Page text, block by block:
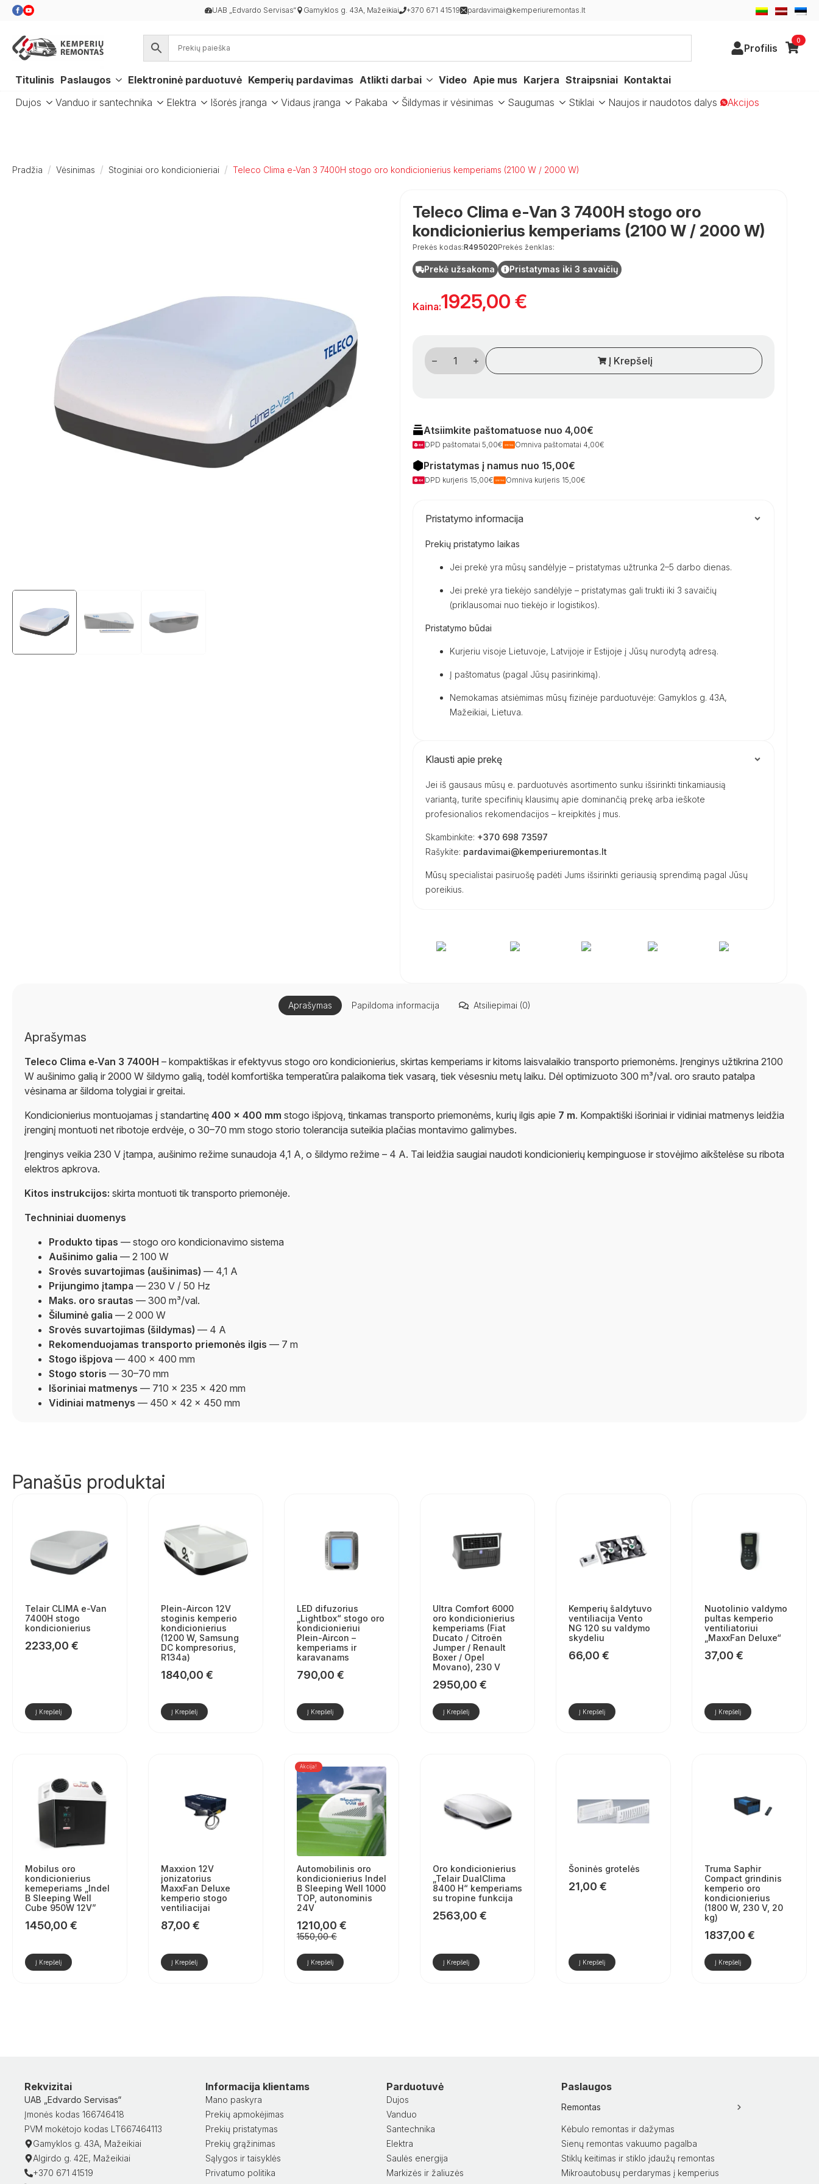
UAB „Edvardo Servisas“ Gamyklos g. 43A, Mažeikiai +370 671 41519 pardavimai@kemperiuremontas.lt
Profilis
0
Titulinis Paslaugos Elektroninė parduotuvė Kemperių pardavimas Atlikti darbai Video Apie mus Karjera Straipsniai Kontaktai
Dujos
Vanduo ir santechnika Elektra Išorės įranga Vidaus įranga Pakaba Šildymas ir vėsinimas Saugumas Stiklai Naujos ir naudotos dalys Akcijos
Pradžia Vėsinimas Stoginiai oro kondicionieriai Teleco Clima e-Van 3 7400H stogo oro kondicionierius kemperiams (2100 W / 2000 W)
Teleco Clima e-Van 3 7400H stogo oro
kondicionierius kemperiams (2100 W / 2000 W)
Prekės kodas:R495020Prekės ženklas:
Prekė užsakoma Pristatymas iki 3 savaičių
Kaina:1925,00 €
produkto
kiekis:
Teleco
stogo
oro
kondicionierius
kemperiams
(2100
W
Į Krepšelį
Atsiimkite paštomatuose nuo 4,00€
DPD paštomatai 5,00€ Omniva paštomatai 4,00€
Pristatymas į namus nuo 15,00€
DPD kurjeris 15,00€ Omniva kurjeris 15,00€
Pristatymo informacija
Prekių pristatymo laikas
Jei prekė yra mūsų sandėlyje – pristatymas užtrunka 2–5 darbo dienas.
Jei prekė yra tiekėjo sandėlyje – pristatymas gali trukti iki 3 savaičių
(priklausomai nuo tiekėjo ir logistikos).
Pristatymo būdai
Kurjeriu visoje Lietuvoje, Latvijoje ir Estijoje į Jūsų nurodytą adresą.
Į paštomatus (pagal Jūsų pasirinkimą).
Nemokamas atsiėmimas mūsų fizinėje parduotuvėje: Gamyklos g. 43A,
Mažeikiai, Lietuva.
Klausti apie prekę
Jei iš gausaus mūsų e. parduotuvės asortimento sunku išsirinkti tinkamiausią
variantą, turite specifinių klausimų apie dominančią prekę arba ieškote
profesionalios rekomendacijos – kreipkitės į mus.
Skambinkite: +370 698 73597
Rašykite: pardavimai@kemperiuremontas.lt
Mūsų specialistai pasiruošę padėti Jums išsirinkti geriausią sprendimą pagal Jūsų
poreikius.
Aprašymas Papildoma informacija Atsiliepimai (0)
Aprašymas
Teleco Clima e‑Van 3 7400H – kompaktiškas ir efektyvus stogo oro kondicionierius, skirtas kemperiams ir kitoms laisvalaikio transporto priemonėms. Įrenginys užtikrina 2100
W aušinimo galią ir 2000 W šildymo galią, todėl komfortiška temperatūra palaikoma tiek vasarą, tiek vėsesniu metų laiku. Dėl optimizuoto 300 m³/val. oro srauto patalpa
vėsinama ar šildoma tolygiai ir greitai.
Kondicionierius montuojamas į standartinę 400 × 400 mm stogo išpjovą, tinkamas transporto priemonėms, kurių ilgis apie 7 m. Kompaktiški išoriniai ir vidiniai matmenys leidžia
įrenginį montuoti net ribotoje erdvėje, o 30–70 mm stogo storio tolerancija suteikia plačias montavimo galimybes.
Įrenginys veikia 230 V įtampa, aušinimo režime sunaudoja 4,1 A, o šildymo režime – 4 A. Tai leidžia saugiai naudoti kondicionierių kempinguose ir stovėjimo aikštelėse su ribota
elektros apkrova.
Kitos instrukcijos: skirta montuoti tik transporto priemonėje.
Techniniai duomenys
Produkto tipas — stogo oro kondicionavimo sistema
Aušinimo galia — 2 100 W
Srovės suvartojimas (aušinimas) — 4,1 A
Prijungimo įtampa — 230 V / 50 Hz
Maks. oro srautas — 300 m³/val.
Šiluminė galia — 2 000 W
Srovės suvartojimas (šildymas) — 4 A
Rekomenduojamas transporto priemonės ilgis — 7 m
Stogo išpjova — 400 × 400 mm
Stogo storis — 30–70 mm
Išoriniai matmenys — 710 × 235 × 420 mm
Vidiniai matmenys — 450 × 42 × 450 mm
Panašūs produktai
Telair CLIMA e-Van
7400H stogo
kondicionierius
2233,00 €
Į Krepšelį
Plein-Aircon 12V
stoginis kemperio
kondicionierius
(1200 W, Samsung
DC kompresorius,
R134a)
1840,00 €
Į Krepšelį
LED difuzorius
„Lightbox“ stogo oro
kondicionieriui
Plein-Aircon –
kemperiams ir
karavanams
790,00 €
Į Krepšelį
Ultra Comfort 6000
oro kondicionierius
kemperiams (Fiat
Ducato / Citroën
Jumper / Renault
Boxer / Opel
Movano), 230 V
2950,00 €
Į Krepšelį
Kemperių šaldytuvo
ventiliacija Vento
NG 120 su valdymo
skydeliu
66,00 €
Į Krepšelį
Nuotolinio valdymo
pultas kemperio
ventiliatoriui
„MaxxFan Deluxe“
37,00 €
Į Krepšelį
Mobilus oro
kondicionierius
kemeperiams „Indel
B Sleeping Well
Cube 950W 12V”
1450,00 €
Į Krepšelį
Maxxion 12V
jonizatorius
MaxxFan Deluxe
kemperio stogo
ventiliacijai
87,00 €
Į Krepšelį
Akcija!
Automobilinis oro
kondicionierius Indel
B Sleeping Well 1000
TOP, autonominis
24V
1550,00€
Pradinė
buvo:
1550,00 €.
1210,00 €
Dabartinė
yra:
1210,00 €.
Į Krepšelį
Oro kondicionierius
„Telair DualClima
8400 H“ kemperiams
su tropine funkcija
2563,00 €
Į Krepšelį
Šoninės grotelės
21,00 €
Į Krepšelį
Truma Saphir
Compact grindinis
kemperio oro
kondicionierius
(1800 W, 230 V, 20
kg)
1837,00 €
Į Krepšelį
Rekvizitai
UAB „Edvardo Servisas“
Įmonės kodas 166746418
PVM mokėtojo kodas LT667464113
Gamyklos g. 43A, Mažeikiai
Algirdo g. 42E, Mažeikiai
+370 671 41519
Informacija klientams
Mano paskyra
Prekių apmokėjimas
Prekių pristatymas
Prekių grąžinimas
Sąlygos ir taisyklės
Privatumo politika
Parduotuvė
Dujos
Vanduo
Santechnika
Elektra
Saulės energija
Markizės ir žaliuzės
Paslaugos
Remontas
Kėbulo remontas ir dažymas
Sienų remontas vakuumo pagalba
Stiklų keitimas ir stiklo įdaužų remontas
Mikroautobusų perdarymas į kemperius